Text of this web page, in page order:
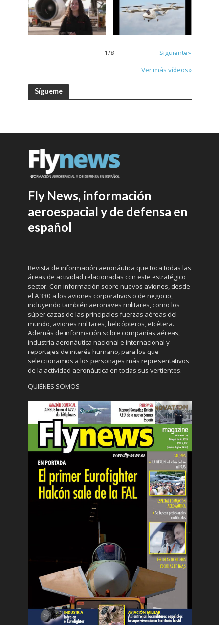
1/8
Siguiente»
Ver más vídeos»
Sígueme
Fly News, información
aeroespacial y de defensa en
español
Revista de información aeronáutica que toca todas las
áreas de actividad relacionadas con este estratégico
sector. Con información sobre nuevos aviones, desde
el A380 a los aviones corporativos o de negocio,
incluyendo también aeronaves militares, como los
súper cazas de las principales fuerzas aéreas del
mundo, aviones militares, helicópteros, etcétera.
Además de información sobre compañías aéreas,
industria aeronáutica nacional e internacional y
reportajes de interés humano, para los que
seleccionamos a los personajes más representativos
de la actividad aeronáutica en todas sus vertientes.
QUIÉNES SOMOS